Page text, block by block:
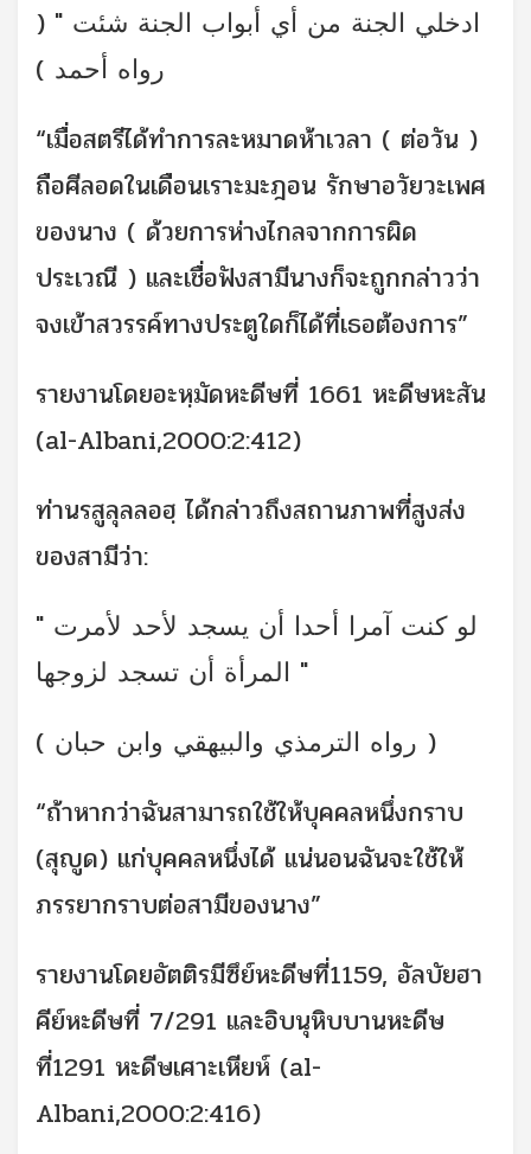
ادخلي الجنة من أي أبواب الجنة شئت " (
رواه أحمد )
“เมื่อสตรีได้ทำการละหมาดห้าเวลา ( ต่อวัน )
ถือศีลอดในเดือนเราะมะฎอน รักษาอวัยวะเพศ
ของนาง ( ด้วยการห่างไกลจากการผิด
ประเวณี ) และเชื่อฟังสามีนางก็จะถูกกล่าวว่า
จงเข้าสวรรค์ทางประตูใดก็ได้ที่เธอต้องการ”
รายงานโดยอะหฺมัดหะดีษที่ 1661 หะดีษหะสัน
(al-Albani,2000:2:412)
ท่านรสูลุลลอฮฺ ได้กล่าวถึงสถานภาพที่สูงส่ง
ของสามีว่า:
" لو كنت آمرا أحدا أن يسجد لأحد لأمرت
المرأة أن تسجد لزوجها "
( رواه الترمذي والبيهقي وابن حبان )
“ถ้าหากว่าฉันสามารถใช้ให้บุคคลหนึ่งกราบ
(สุญูด) แก่บุคคลหนึ่งได้ แน่นอนฉันจะใช้ให้
ภรรยากราบต่อสามีของนาง”
รายงานโดยอัตติรมีซึย์หะดีษที่1159, อัลบัยฮา
คีย์หะดีษที่ 7/291 และอิบนุหิบบานหะดีษ
ที่1291 หะดีษเศาะเหียห์ (al-
Albani,2000:2:416)